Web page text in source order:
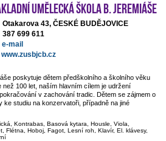
umělecká škola B. Jeremiáše
Otakarova 43, ČESKÉ BUDĚJOVICE
387 699 611
e-mail
www.zusbjcb.cz
poskytuje dětem předškolního a školního věku
100 let, naším hlavním cílem je udržení
v zachování tradic. Dětem se zájmem o
studiu na konzervatoři, případně na jiné
Kontrabas, Basová kytara, Housle, Viola,
Flétna, Hoboj, Fagot, Lesní roh, Klavír, El. klávesy,